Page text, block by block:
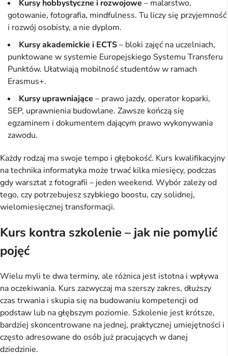
Kursy hobbystyczne i rozwojowe – malarstwo,
gotowanie, fotografia, mindfulness. Tu liczy się przyjemność
i rozwój osobisty, a nie dyplom.
Kursy akademickie i ECTS– bloki zajęć na uczelniach,
punktowane w systemie Europejskiego Systemu Transferu
Punktów. Ułatwiają mobilność studentów w ramach
Erasmus+.
Kursy uprawniające – prawo jazdy, operator koparki,
SEP, uprawnienia budowlane. Zawsze kończą się
egzaminem i dokumentem dającym prawo wykonywania
zawodu.
Każdy rodzaj ma swoje tempo i głębokość. Kurs kwalifikacyjny
na technika informatyka może trwać kilka miesięcy, podczas
gdy warsztat z fotografii – jeden weekend. Wybór zależy od
tego, czy potrzebujesz szybkiego boostu, czy solidnej,
wielomiesięcznej transformacji.
Kurs kontra szkolenie – jak nie pomylić
pojęć
Wielu myli te dwa terminy, ale różnica jest istotna i wpływa
na oczekiwania. Kurs zazwyczaj ma szerszy zakres, dłuższy
czas trwania i skupia się na budowaniu kompetencji od
podstaw lub na głębszym poziomie. Szkolenie jest krótsze,
bardziej skoncentrowane na jednej, praktycznej umiejętności i
często adresowane do osób już pracujących w danej
dziedzinie.